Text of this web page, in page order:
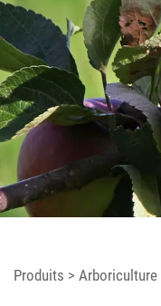
Produits > Arboriculture